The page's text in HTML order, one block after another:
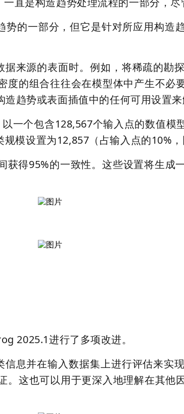
的一部分，但它是针对所应用构造
来源的表面时。例如，将稀疏的勘
的组合往往会在模型体中产生不必
趋势或表面插值中的任何可用设置来
一个包含128,567个输入点的数值模
模设置为12,857（占输入点的10%，
得95%的一致性。这些设置将生成
2025.1进行了多项改进。
息并在输入数据集上进行评估来实
这也可以用于更深入地理解在其他